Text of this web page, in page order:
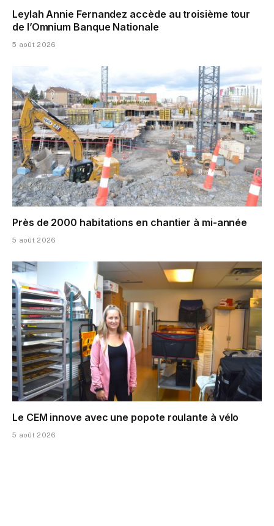
Leylah Annie Fernandez accède au troisième tour
de l’Omnium Banque Nationale
5 août 2026
Près de 2000 habitations en chantier à mi-année
5 août 2026
Le CEM innove avec une popote roulante à vélo
5 août 2026